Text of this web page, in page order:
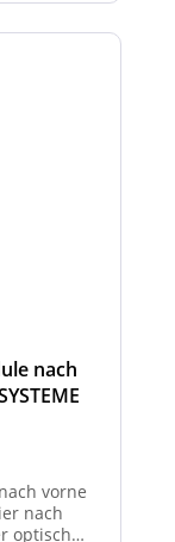
nach
vorne
nach
optische